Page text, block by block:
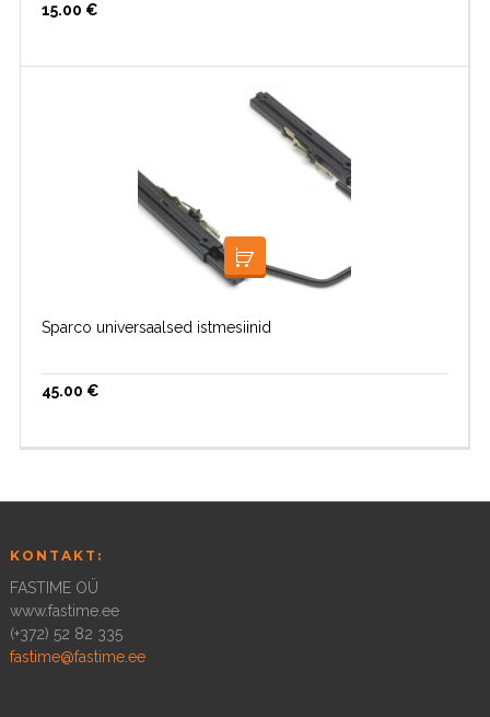
15.00 €
LOE EDASI
Sparco universaalsed istmesiinid
45.00 €
KONTAKT:
FASTIME OÜ
www.fastime.ee
(+372) 52 82 335
fastime@fastime.ee